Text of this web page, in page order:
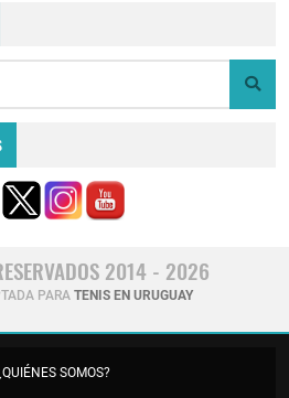
2014 - 2026
PARA TENIS EN URUGUAY
SOMOS?